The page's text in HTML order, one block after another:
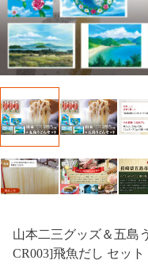
山本二三グッズ＆五島
CR003]飛魚だし セッ